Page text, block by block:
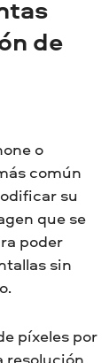
que el
a
de
o
común
su
que se
poder
sin
píxeles por